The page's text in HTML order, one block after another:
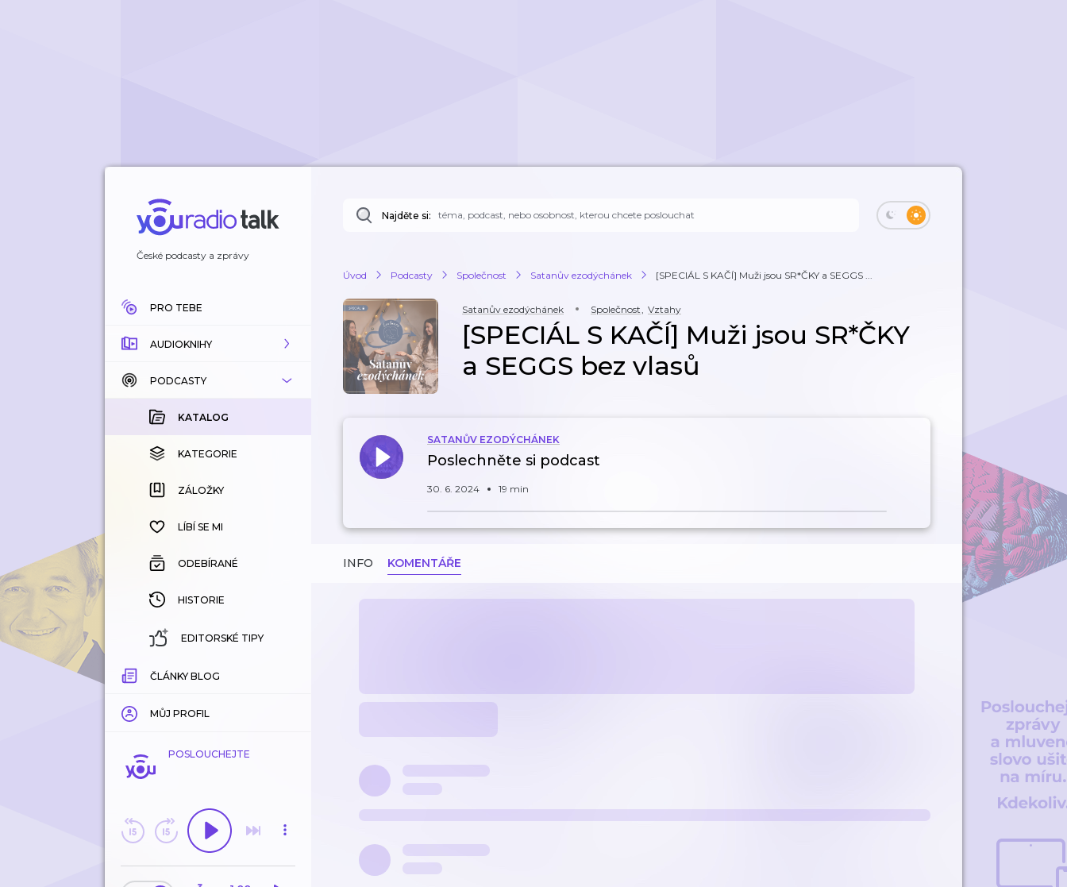
České podcasty a zprávy
PRO TEBE
AUDIOKNIHY
KATALOG
KOUPENÉ
KATEGORIE
ZÁLOŽKY
HISTORIE
PODCASTY
KATALOG
KATEGORIE
ZÁLOŽKY
LÍBÍ SE MI
ODEBÍRANÉ
HISTORIE
EDITORSKÉ TIPY
ČLÁNKY BLOG
MŮJ PROFIL
POSLOUCHEJTE
Najděte si:
Úvod Podcasty Společnost Satanův ezodýchánek [SPECIÁL S KAČÍ] Muži jsou SR*ČKY a SEGGS ...
Satanův ezodýchánek Společnost, Vztahy
[SPECIÁL S KAČÍ] Muži jsou SR*ČKY
a SEGGS bez vlasů
SATANŮV EZODÝCHÁNEK
Poslechněte si podcast
30. 6. 2024 19 min
INFO KOMENTÁŘE